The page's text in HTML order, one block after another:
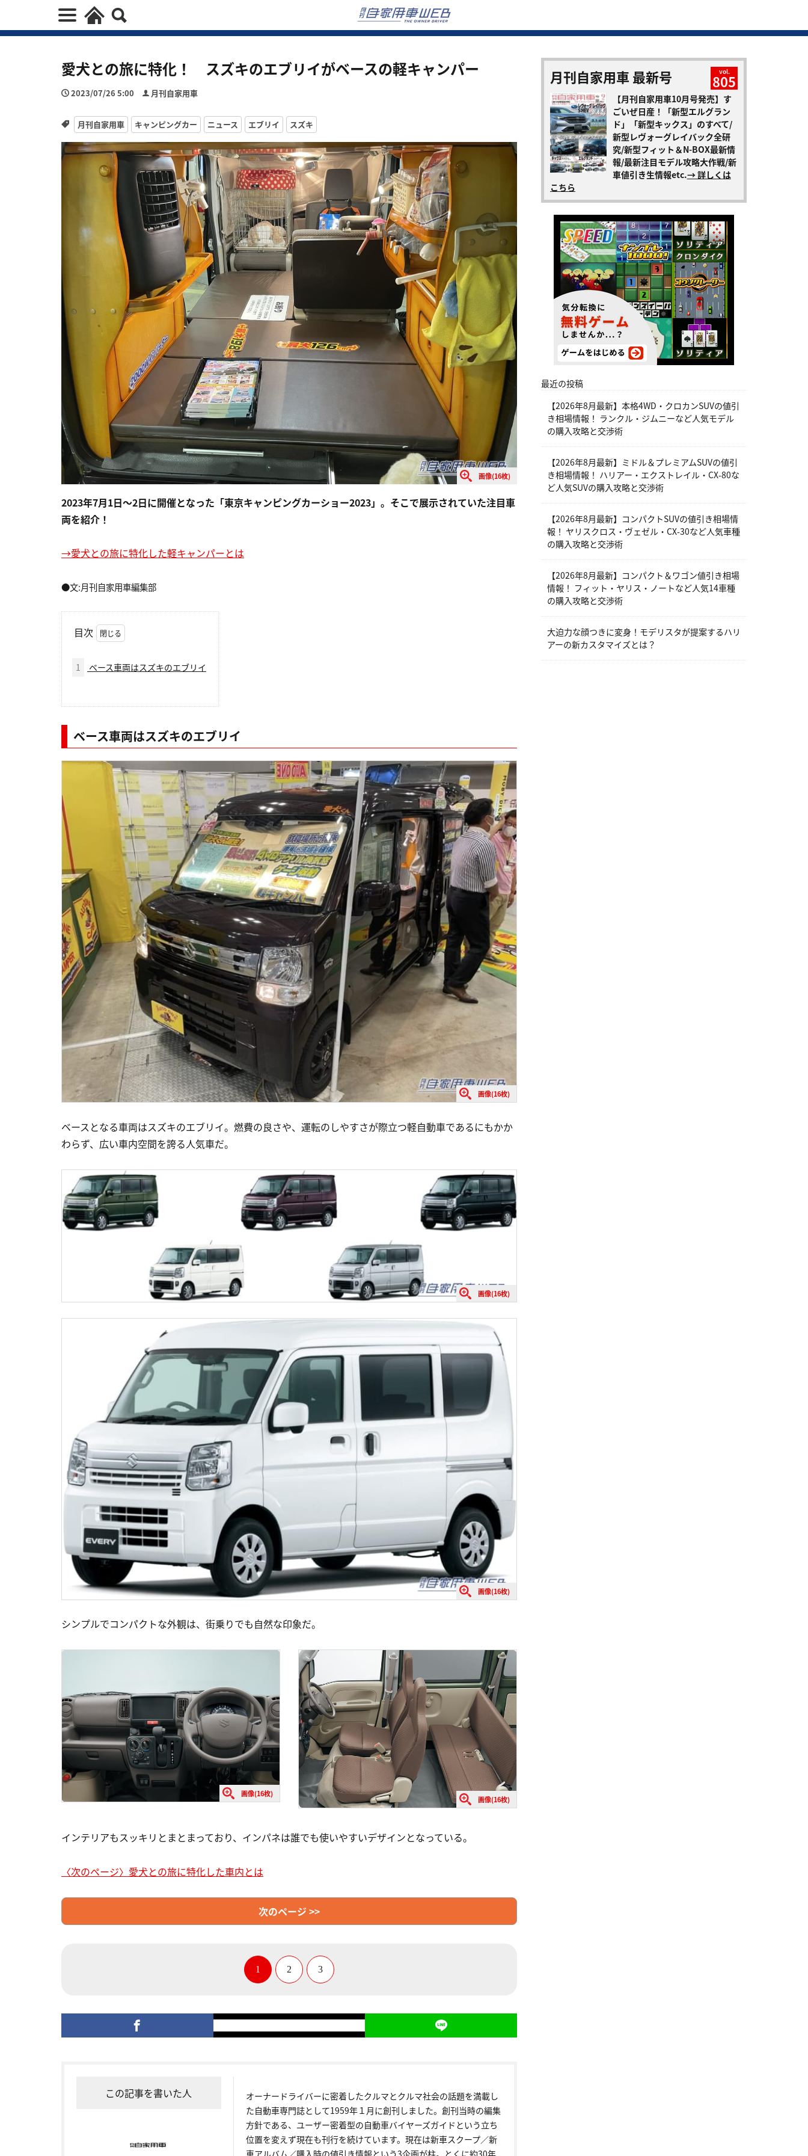
愛犬との旅に特化！ スズキのエブリイがベースの軽キャンパー
2023/07/26 5:00 月刊自家用車
月刊自家用車 キャンピングカー ニュース エブリイ スズキ
画像(16枚)
2023年7月1日〜2日に開催となった「東京キャンピングカーショー2023」。そこで展示されていた注目車
両を紹介！
→愛犬との旅に特化した軽キャンパーとは
●文:月刊自家用車編集部
目次
1 ベース車両はスズキのエブリイ
ベース車両はスズキのエブリイ
画像(16枚)
ベースとなる車両はスズキのエブリイ。燃費の良さや、運転のしやすさが際立つ軽自動車であるにもかか
わらず、広い車内空間を誇る人気車だ。
画像(16枚)
画像(16枚)
シンプルでコンパクトな外観は、街乗りでも自然な印象だ。
画像(16枚)
画像(16枚)
インテリアもスッキリとまとまっており、インパネは誰でも使いやすいデザインとなっている。
〈次のページ〉愛犬との旅に特化した車内とは
次のページ >>
1 2 3
この記事を書いた人
オーナードライバーに密着したクルマとクルマ社会の話題を満載し
た自動車専門誌として1959年１月に創刊しました。創刊当時の編集
方針である、ユーザー密着型の自動車バイヤーズガイドという立ち
位置を変えず現在も刊行を続けています。現在は新車スクープ／新
車アルバム／購入時の値引き情報という3企画が柱。とくに約30年
月刊自家用車 最新号 vol.
805
【月刊自家用車10月号発売】す
ごいぜ日産！「新型エルグラン
ド」「新型キックス」のすべて/
新型レヴォーグレイバック全研
究/新型フィット＆N-BOX最新情
報/最新注目モデル攻略大作戦/新
車値引き生情報etc.→ 詳しくは
こちら
最近の投稿
【2026年8月最新】本格4WD・クロカンSUVの値引
き相場情報！ ランクル・ジムニーなど人気モデル
の購入攻略と交渉術
【2026年8月最新】ミドル＆プレミアムSUVの値引
き相場情報！ ハリアー・エクストレイル・CX-80な
ど人気SUVの購入攻略と交渉術
【2026年8月最新】コンパクトSUVの値引き相場情
報！ ヤリスクロス・ヴェゼル・CX-30など人気車種
の購入攻略と交渉術
【2026年8月最新】コンパクト＆ワゴン値引き相場
情報！ フィット・ヤリス・ノートなど人気14車種
の購入攻略と交渉術
大迫力な顔つきに変身！モデリスタが提案するハリ
アーの新カスタマイズとは？